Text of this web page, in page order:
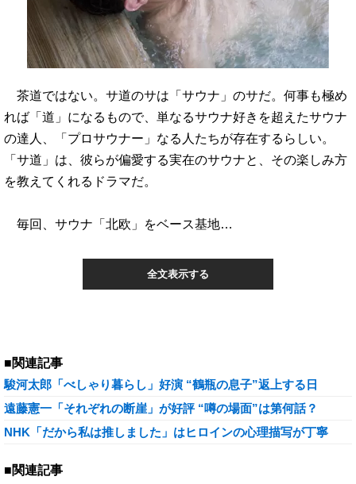
茶道ではない。サ道のサは「サウナ」のサだ。何事も極め
れば「道」になるもので、単なるサウナ好きを超えたサウナ
の達人、「プロサウナー」なる人たちが存在するらしい。
「サ道」は、彼らが偏愛する実在のサウナと、その楽しみ方
を教えてくれるドラマだ。
毎回、サウナ「北欧」をベース基地…
全文表示する
■関連記事
駿河太郎「べしゃり暮らし」好演 “鶴瓶の息子”返上する日
遠藤憲一「それぞれの断崖」が好評 “噂の場面”は第何話？
NHK「だから私は推しました」はヒロインの心理描写が丁寧
■関連記事